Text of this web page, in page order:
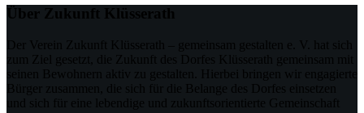
Über Zukunft Klüsserath
Der Verein Zukunft Klüsserath – gemeinsam gestalten e. V. hat sich
zum Ziel gesetzt, die Zukunft des Dorfes Klüsserath gemeinsam mit
seinen Bewohnern aktiv zu gestalten. Hierbei bringen wir engagierte
Bürger zusammen, die sich für die Belange des Dorfes einsetzen
und sich für eine lebendige und zukunftsorientierte Gemeinschaft